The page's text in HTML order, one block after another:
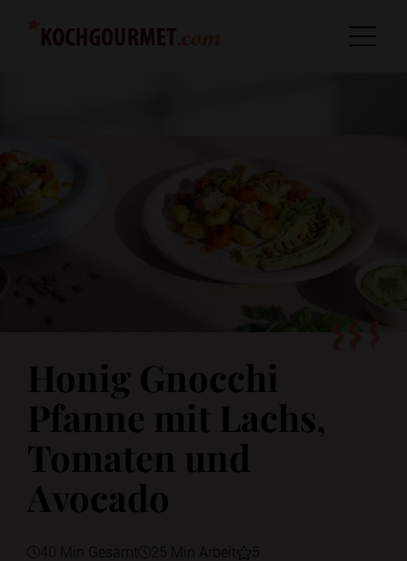
Honig Gnocchi
Pfanne mit Lachs,
Tomaten und
Avocado
40 Min Gesamt 25 Min Arbeit 5